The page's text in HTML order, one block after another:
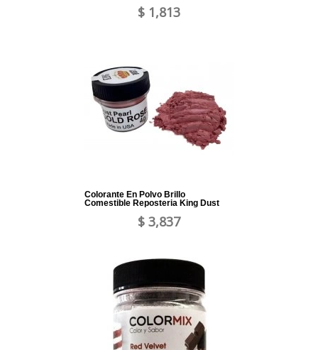
$ 1,813
Colorante En Polvo Brillo
Comestible Reposteria King Dust
$ 3,837